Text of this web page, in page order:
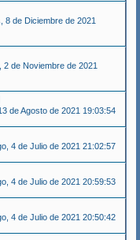
8 de Diciembre de 2021
2 de Noviembre de 2021
de Agosto de 2021 19:03:54
4 de Julio de 2021 21:02:57
4 de Julio de 2021 20:59:53
4 de Julio de 2021 20:50:42